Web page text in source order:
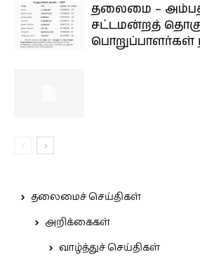
தலைமை –
சட்டமன்றத்
பொறுப்பாளர்கள்
தலைமைச் செய்திகள்
அறிக்கைகள்
வாழ்த்துச் செய்திகள்